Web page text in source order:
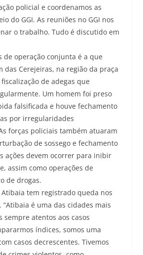
policial e coordenamos as
do GGI. As reuniões no GGI nos
o trabalho. Tudo é discutido em
de operação conjunta é a que
das Cerejeiras, na região da praça
de adegas que
Um homem foi preso
falsificada e houve fechamento
por irregularidades
forças policiais também atuaram
de sossego e fechamento
ações devem ocorrer para inibir
assim como operações de
de drogas.
Atibaia tem registrado queda nos
é uma das cidades mais
sempre atentos aos casos
índices, somos uma
casos decrescentes. Tivemos